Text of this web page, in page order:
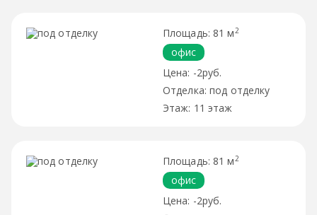
81 м 2
офис
-2руб.
под отделку
11 этаж
81 м 2
офис
-2руб.